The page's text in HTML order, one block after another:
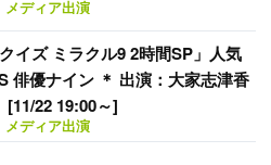
メディア出演
イズ ミラクル9 2時間SP」人気
俳優ナイン ＊ 出演：大家志津香
[11/22 19:00～]
メディア出演